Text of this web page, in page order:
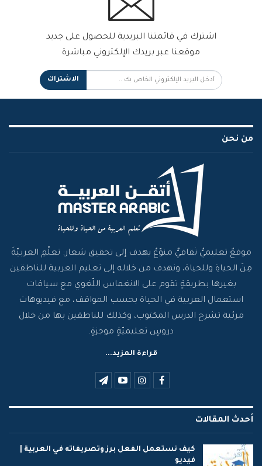
اشترك في قائمتنا البريدية للحصول على جديد
موقعنا عبر بريدك الإلكتروني مباشرة
الاشتراك
من نحن
موقعٌ تعليميٌّ ثقافيٌّ منوّعٌ يهدف إلى تحقيق شعار: تعلّمِ العربيّةَ
مِنَ الحياةِ وللحياة، ونهدف من خلاله إلى تعليم العربية للناطقين
بغيرها بطريقةٍ تقوم على الانغماس اللّغوي مع سياقات
استعمال العربية في الحياة بحسب المواقف، مع فيديوهات
مرئية تشرح الدرس المكتوب، وكذلك للناطقين بها من خلال
دروسٍ تعليميّةٍ موجزةٍ.
قراءة المزيد...
أحدث المقالات
كيف نستعمل الفعل برز وتصريفاته في العربية |
فيديو